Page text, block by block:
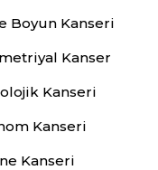
Boyun Kanseri
Kanser
Kanseri
Kanseri
Kanseri